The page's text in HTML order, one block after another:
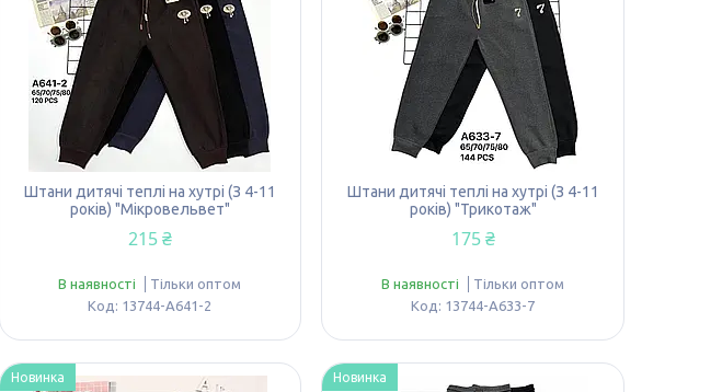
Штани дитячі теплі на хутрі (З 4-11
років) "Мікровельвет"
215 ₴
В наявності
Тільки оптом
13744-A641-2
Штани дитячі теплі на хутрі (З 4-11
років) "Трикотаж"
175 ₴
В наявності
Тільки оптом
13744-A633-7
Новинка Новинка